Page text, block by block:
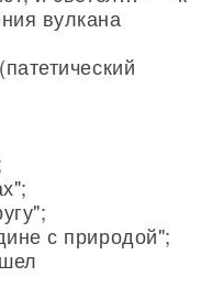
вулкана
с природой";